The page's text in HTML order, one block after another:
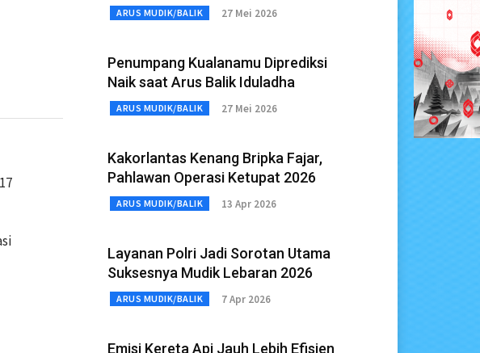
ARUS MUDIK/BALIK 27 Mei 2026
Penumpang Kualanamu Diprediksi
Naik saat Arus Balik Iduladha
ARUS MUDIK/BALIK 27 Mei 2026
Kakorlantas Kenang Bripka Fajar,
Pahlawan Operasi Ketupat 2026
ARUS MUDIK/BALIK 13 Apr 2026
Layanan Polri Jadi Sorotan Utama
Suksesnya Mudik Lebaran 2026
ARUS MUDIK/BALIK 7 Apr 2026
Emisi Kereta Api Jauh Lebih Efisien